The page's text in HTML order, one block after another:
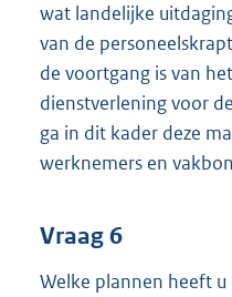
wat landelijke
van de
de voortgang is van
dienstverlening voor
ga in dit kader deze
werknemers en
Vraag 6
Welke plannen heeft